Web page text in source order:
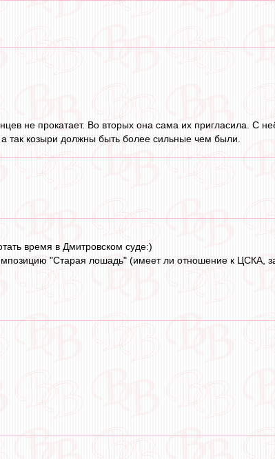
не прокатает. Во вторых она сама их пригласила. С
а так козыри должны быть более сильные чем были.
время в Дмитровском суде:)
"Старая лошадь" (имеет ли отношение к ЦСКА,